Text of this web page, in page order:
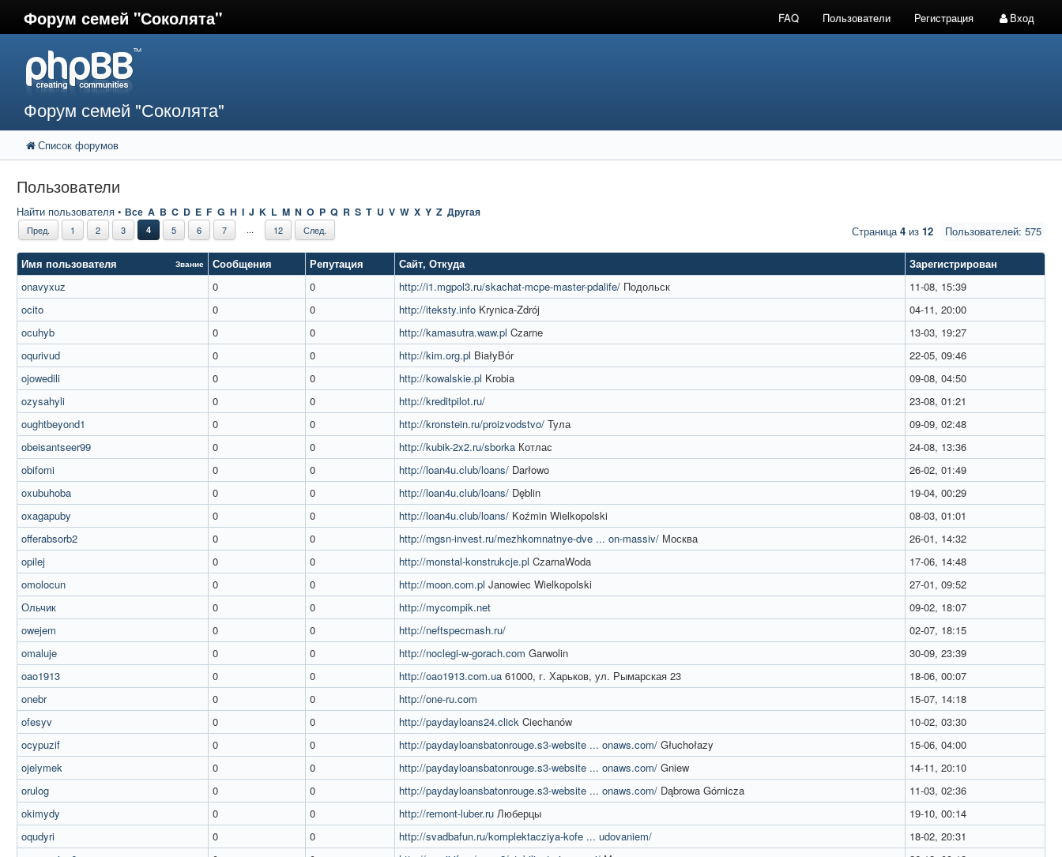
Форум семей "Соколята" FAQ Пользователи Регистрация Вход
Форум семей "Соколята"
Список форумов
Пользователи
Найти пользователя • Все A B C D E F G H I J K L M N O P Q R S T U V W X Y Z Другая
Пользователей: 575
Пред. 1 2 3 4 5 6 7 ... 12 След. Страница4 из 12
Имя пользователя Звание Сообщения Репутация Сайт, Откуда
Зарегистрирован
onavyxuz
0 0 http://i1.mgpol3.ru/skachat-mcpe-master-pdalife/ Подольск
11-08, 15:39
ocito
0 0 http://iteksty.info Krynica-Zdrój
04-11, 20:00
ocuhyb
0 0 http://kamasutra.waw.pl Czarne
13-03, 19:27
oqurivud
0 0 http://kim.org.pl BiałyBór
22-05, 09:46
ojowedili
0 0 http://kowalskie.pl Krobia
09-08, 04:50
ozysahyli
0 0 http://kreditpilot.ru/
23-08, 01:21
oughtbeyond1
0 0 http://kronstein.ru/proizvodstvo/ Тула
09-09, 02:48
obeisantseer99
0 0 http://kubik-2x2.ru/sborka Котлас
24-08, 13:36
obifomi
0 0 http://loan4u.club/loans/ Darłowo
26-02, 01:49
oxubuhoba
0 0 http://loan4u.club/loans/ Dęblin
19-04, 00:29
oxagapuby
0 0 http://loan4u.club/loans/ Koźmin Wielkopolski
08-03, 01:01
offerabsorb2
0 0 http://mgsn-invest.ru/mezhkomnatnye-dve ... on-massiv/ Москва
26-01, 14:32
opilej
0 0 http://monstal-konstrukcje.pl CzarnaWoda
17-06, 14:48
omolocun
0 0 http://moon.com.pl Janowiec Wielkopolski
27-01, 09:52
Ольчик
0 0 http://mycompik.net
09-02, 18:07
owejem
0 0 http://neftspecmash.ru/
02-07, 18:15
omaluje
0 0 http://noclegi-w-gorach.com Garwolin
30-09, 23:39
oao1913
0 0 http://oao1913.com.ua 61000, г. Харьков, ул. Рымарская 23
18-06, 00:07
onebr
0 0 http://one-ru.com
15-07, 14:18
ofesyv
0 0 http://paydayloans24.click Ciechanów
10-02, 03:30
ocypuzif
0 0 http://paydayloansbatonrouge.s3-website ... onaws.com/ Głuchołazy
15-06, 04:00
ojelymek
0 0 http://paydayloansbatonrouge.s3-website ... onaws.com/ Gniew
14-11, 20:10
orulog
0 0 http://paydayloansbatonrouge.s3-website ... onaws.com/ Dąbrowa Górnicza
11-03, 02:36
okimydy
0 0 http://remont-luber.ru Люберцы
19-10, 00:14
oqudyri
0 0 http://svadbafun.ru/komplektacziya-kofe ... udovaniem/
18-02, 20:31